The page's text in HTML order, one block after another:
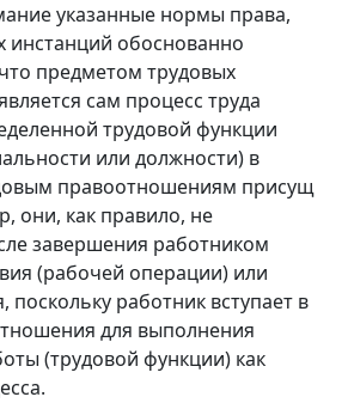
указанные нормы права,
инстанций обоснованно
предметом трудовых
сам процесс труда
трудовой функции
или должности) в
правоотношениям присущ
они, как правило, не
завершения работником
(рабочей операции) или
поскольку работник вступает в
для выполнения
(трудовой функции) как